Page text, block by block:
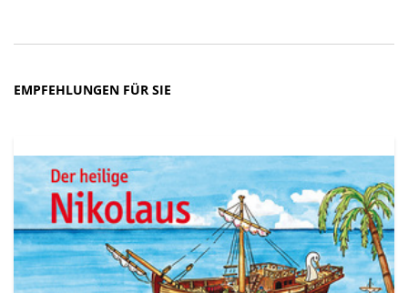
EMPFEHLUNGEN FÜR SIE